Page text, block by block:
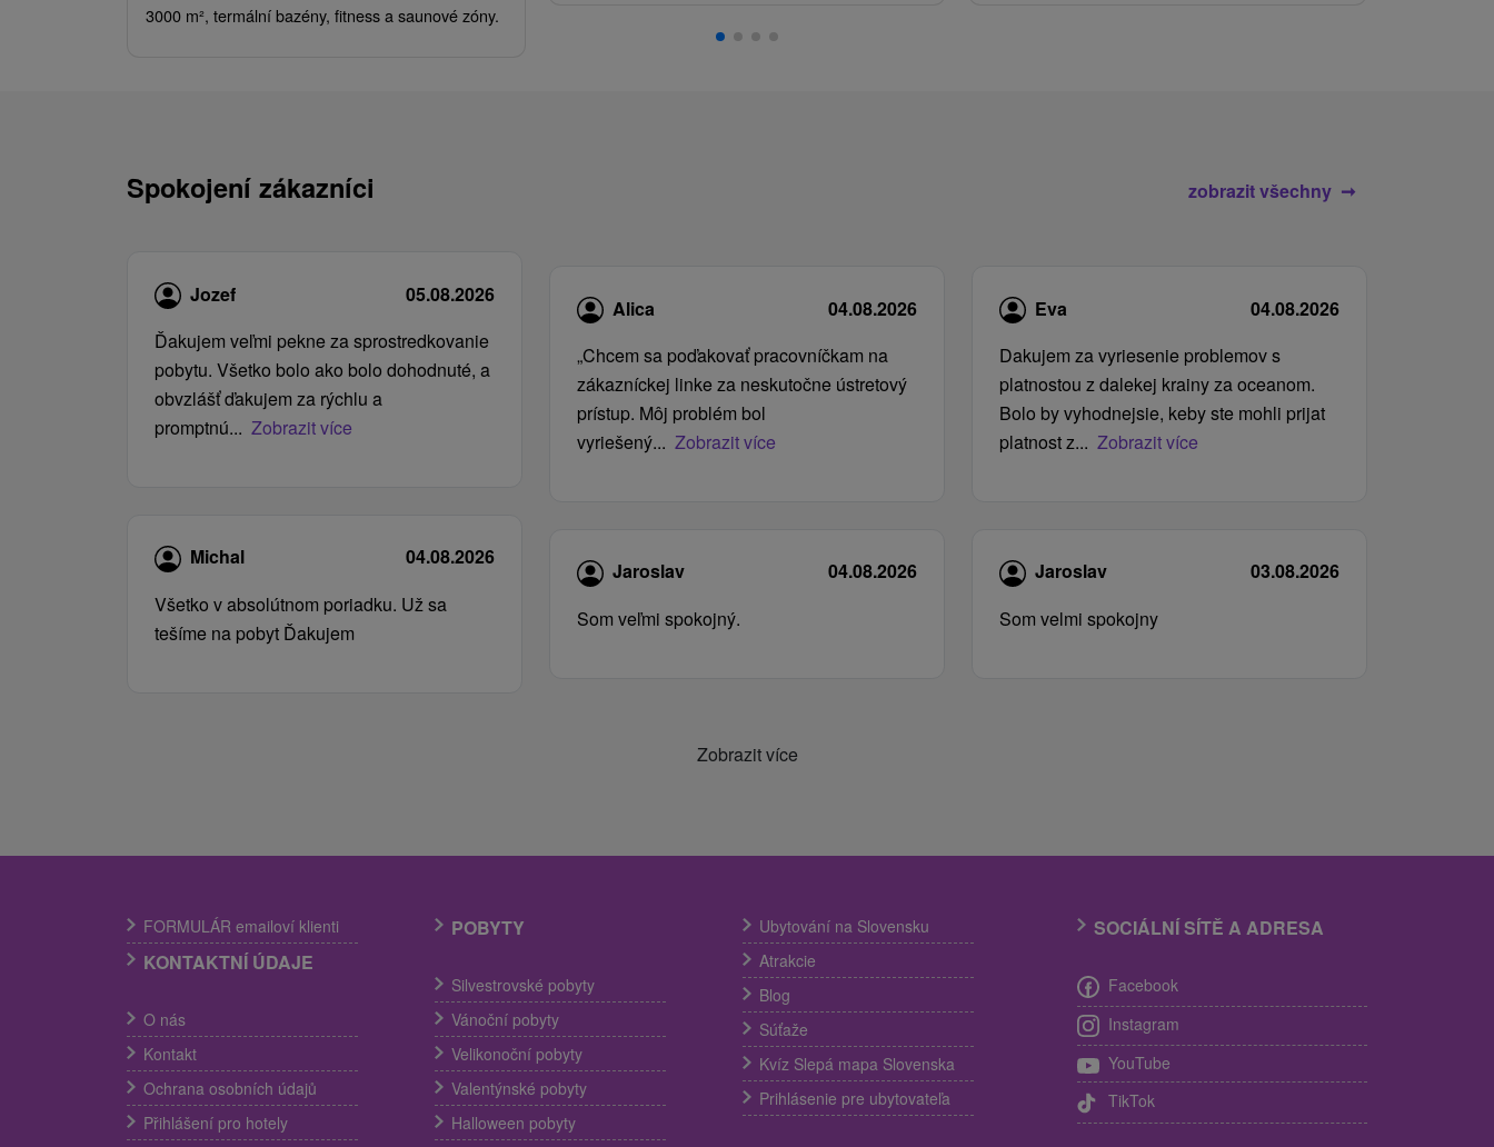
3000 m², termální bazény, fitness a saunové zóny.
Spokojení zákazníci zobrazit všechny
Jozef
05.08.2026
Ďakujem veľmi pekne za sprostredkovanie
pobytu. Všetko bolo ako bolo dohodnuté, a
obvzlášť ďakujem za rýchlu a
promptnú... Zobrazit více
Michal
04.08.2026
Všetko v absolútnom poriadku. Už sa
tešíme na pobyt Ďakujem
Alica
04.08.2026
„Chcem sa poďakovať pracovníčkam na
zákazníckej linke za neskutočne ústretový
prístup. Môj problém bol
vyriešený... Zobrazit více
Jaroslav
04.08.2026
Som veľmi spokojný.
Eva
04.08.2026
Dakujem za vyriesenie problemov s
platnostou z dalekej krainy za oceanom.
Bolo by vyhodnejsie, keby ste mohli prijat
platnost z... Zobrazit více
Jaroslav
03.08.2026
Som velmi spokojny
Zobrazit více
FORMULÁR emailoví klienti
KONTAKTNÍ ÚDAJE
O nás
Kontakt
Ochrana osobních údajů
Přihlášení pro hotely
POBYTY
Silvestrovské pobyty
Vánoční pobyty
Velikonoční pobyty
Valentýnské pobyty
Halloween pobyty
Ubytování na Slovensku
Atrakcie
Blog
Súťaže
Kvíz Slepá mapa Slovenska
Prihlásenie pre ubytovateľa
SOCIÁLNÍ SÍTĚ A ADRESA
Facebook
Instagram
YouTube
TikTok